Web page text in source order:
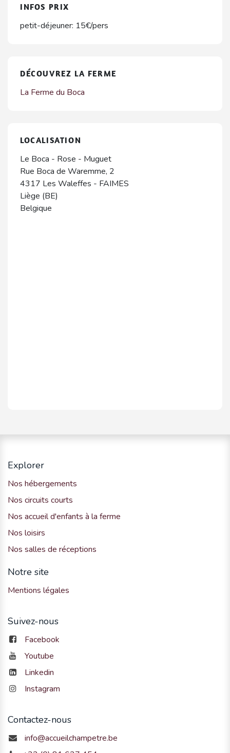
INFOS PRIX
petit-déjeuner: 15€/pers
DÉCOUVREZ LA FERME
La Ferme du Boca
LOCALISATION
Le Boca - Rose - Muguet
Rue Boca de Waremme, 2
4317 Les Waleffes - FAIMES
Liège (BE)
Belgique
Explorer
Nos hébergements
Nos circuits courts
Nos accueil d'enfants à la ferme
Nos loisirs
Nos salles de réceptions
Notre site
Mentions légales
Suivez-nous
Facebook
Youtube
Linkedin
Instagram
Contactez-nous
info@accueilchampetre.be